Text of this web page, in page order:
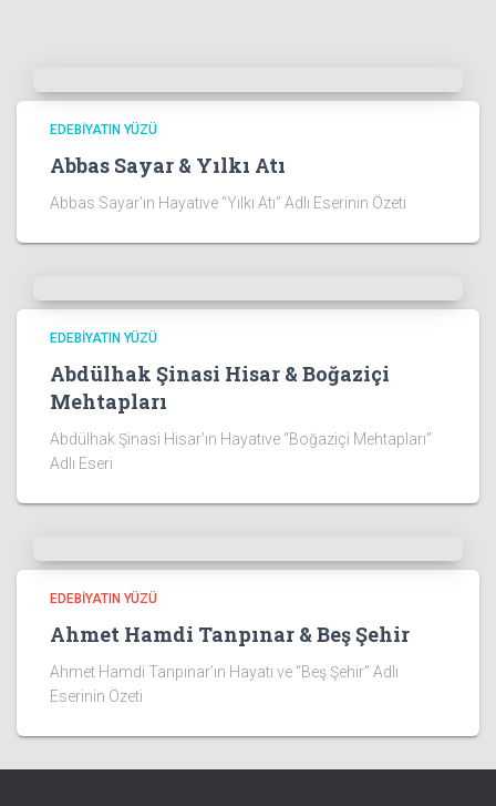
EDEBIYATIN YÜZÜ
Abbas Sayar & Yılkı Atı
Abbas Sayar’ın Hayatıve “Yılkı Atı” Adlı Eserinin Özeti
EDEBIYATIN YÜZÜ
Abdülhak Şinasi Hisar & Boğaziçi
Mehtapları
Abdülhak Şinasi Hisar’ın Hayatıve “Boğaziçi Mehtapları”
Adlı Eseri
EDEBIYATIN YÜZÜ
Ahmet Hamdi Tanpınar & Beş Şehir
Ahmet Hamdi Tanpınar’ın Hayatı ve “Beş Şehir” Adlı
Eserinin Özeti